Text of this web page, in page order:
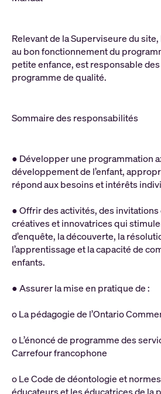
Relevant de la Superviseure du
au bon fonctionnement du
petite enfance, est responsable
programme de qualité.
Sommaire des responsabilités
● Développer une programmation
développement de l’enfant,
répond aux besoins et intérêts
● Offrir des activités, des
créatives et innovatrices qui
d’enquête, la découverte, la
l’apprentissage et la capacité de
enfants.
● Assurer la mise en pratique de :
o La pédagogie de l’Ontario
o L’énoncé de programme des
Carrefour francophone
o Le Code de déontologie et